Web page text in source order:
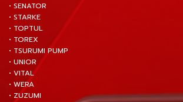
• SENATOR
• STARKE
• TOPTUL
• TOREX
• TSURUMI PUMP
• UNIOR
• VITAL
• WERA
• ZUZUMI